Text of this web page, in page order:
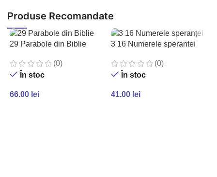
Produse Recomandate
29 Parabole din Biblie
(0)
În stoc
66.00 lei
3 16 Numerele sperantei
(0)
În stoc
41.00 lei